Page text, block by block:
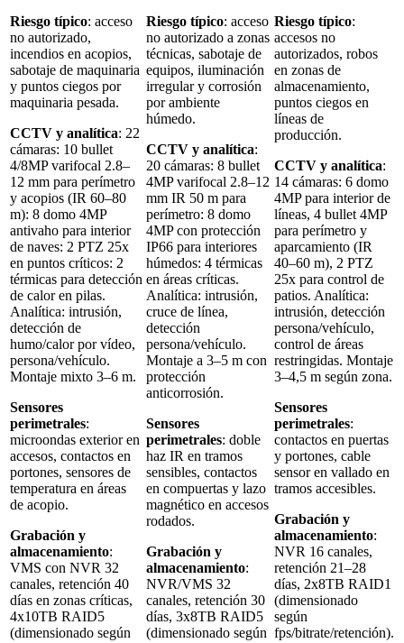
Riesgo típico: acceso
no autorizado,
incendios en acopios,
sabotaje de maquinaria
y puntos ciegos por
maquinaria pesada.
CCTV y analítica: 22
cámaras: 10 bullet
4/8MP varifocal 2.8–
12 mm para perímetro
y acopios (IR 60–80
m): 8 domo 4MP
antivaho para interior
de naves: 2 PTZ 25x
en puntos críticos: 2
térmicas para detección
de calor en pilas.
Analítica: intrusión,
detección de
humo/calor por vídeo,
persona/vehículo.
Montaje mixto 3–6 m.
Sensores
perimetrales:
microondas exterior en
accesos, contactos en
portones, sensores de
temperatura en áreas
de acopio.
Grabación y
almacenamiento:
VMS con NVR 32
canales, retención 40
días en zonas críticas,
4x10TB RAID5
(dimensionado según
Riesgo típico: acceso
no autorizado a zonas
técnicas, sabotaje de
equipos, iluminación
irregular y corrosión
por ambiente
húmedo.
CCTV y analítica:
20 cámaras: 8 bullet
4MP varifocal 2.8–12
mm IR 50 m para
perímetro: 8 domo
4MP con protección
IP66 para interiores
húmedos: 4 térmicas
en áreas críticas.
Analítica: intrusión,
cruce de línea,
detección
persona/vehículo.
Montaje a 3–5 m con
protección
anticorrosión.
Sensores
perimetrales: doble
haz IR en tramos
sensibles, contactos
en compuertas y lazo
magnético en accesos
rodados.
Grabación y
almacenamiento:
NVR/VMS 32
canales, retención 30
días, 3x8TB RAID5
(dimensionado según
Riesgo típico:
accesos no
autorizados, robos
en zonas de
almacenamiento,
puntos ciegos en
líneas de
producción.
CCTV y analítica:
14 cámaras: 6 domo
4MP para interior de
líneas, 4 bullet 4MP
para perímetro y
aparcamiento (IR
40–60 m), 2 PTZ
25x para control de
patios. Analítica:
intrusión, detección
persona/vehículo,
control de áreas
restringidas. Montaje
3–4,5 m según zona.
Sensores
perimetrales:
contactos en puertas
y portones, cable
sensor en vallado en
tramos accesibles.
Grabación y
almacenamiento:
NVR 16 canales,
retención 21–28
días, 2x8TB RAID1
(dimensionado
según
fps/bitrate/retención).